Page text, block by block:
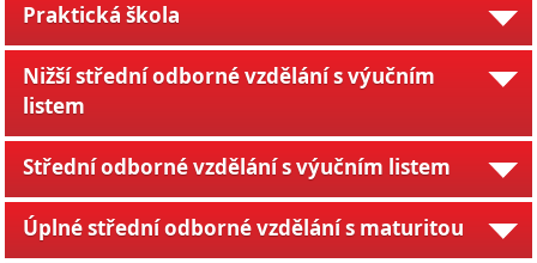
Praktická škola
Nižší střední odborné vzdělání s výučním
listem
Střední odborné vzdělání s výučním listem
Úplné střední odborné vzdělání s maturitou